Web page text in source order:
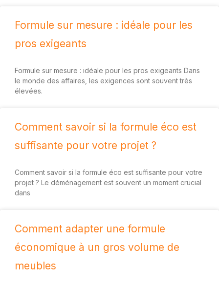
Formule sur mesure : idéale pour les
pros exigeants
Formule sur mesure : idéale pour les pros exigeants Dans
le monde des affaires, les exigences sont souvent très
élevées.
Comment savoir si la formule éco est
suffisante pour votre projet ?
Comment savoir si la formule éco est suffisante pour votre
projet ? Le déménagement est souvent un moment crucial
dans
Comment adapter une formule
économique à un gros volume de
meubles